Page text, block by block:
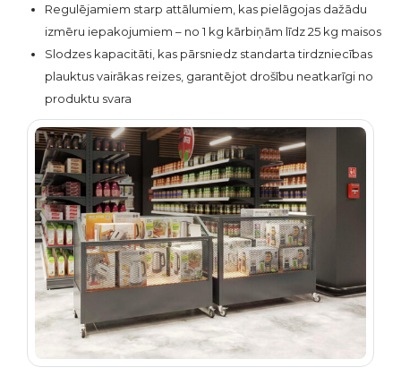
Regulējamiem starp attālumiem, kas pielāgojas dažādu
izmēru iepakojumiem – no 1 kg kārbiņām līdz 25 kg maisos
Slodzes kapacitāti, kas pārsniedz standarta tirdzniecības
plauktus vairākas reizes, garantējot drošību neatkarīgi no
produktu svara